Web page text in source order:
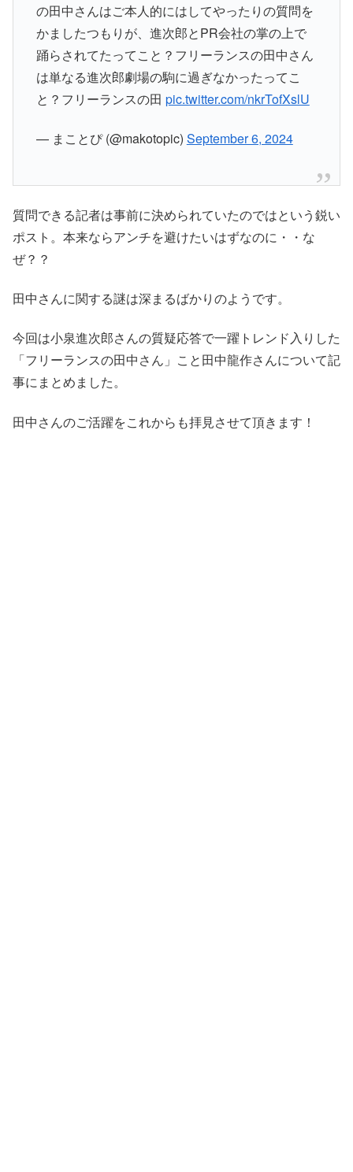
の田中さんはご本人的にはしてやったりの質問を
かましたつもりが、進次郎とPR会社の掌の上で
踊らされてたってこと？フリーランスの田中さん
は単なる進次郎劇場の駒に過ぎなかったってこ
と？フリーランスの田 pic.twitter.com/nkrTofXslU
— まことぴ (@makotopic) September 6, 2024
質問できる記者は事前に決められていたのではという鋭い
ポスト。本来ならアンチを避けたいはずなのに・・な
ぜ？？
田中さんに関する謎は深まるばかりのようです。
今回は小泉進次郎さんの質疑応答で一躍トレンド入りした
「フリーランスの田中さん」こと田中龍作さんについて記
事にまとめました。
田中さんのご活躍をこれからも拝見させて頂きます！